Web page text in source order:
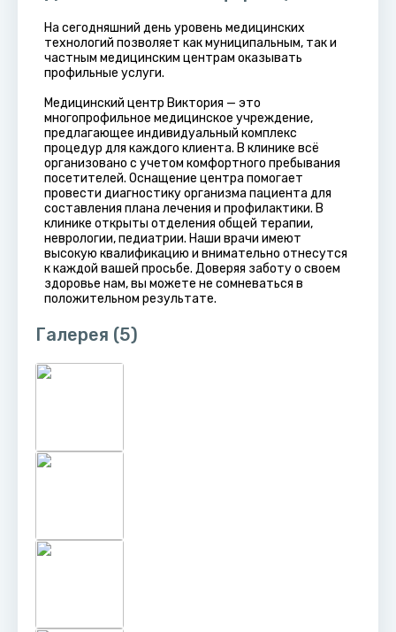
На сегодняшний день уровень медицинских
технологий позволяет как муниципальным, так и
частным медицинским центрам оказывать
профильные услуги.
Медицинский центр Виктория — это
многопрофильное медицинское учреждение,
предлагающее индивидуальный комплекс
процедур для каждого клиента. В клинике всё
организовано с учетом комфортного пребывания
посетителей. Оснащение центра помогает
провести диагностику организма пациента для
составления плана лечения и профилактики. В
клинике открыты отделения общей терапии,
неврологии, педиатрии. Наши врачи имеют
высокую квалификацию и внимательно отнесутся
к каждой вашей просьбе. Доверяя заботу о своем
здоровье нам, вы можете не сомневаться в
положительном результате.
Галерея (5)